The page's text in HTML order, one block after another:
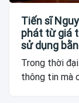
Tiến sĩ
phát từ giá
sử dụng
Trong thời
thông tin mà